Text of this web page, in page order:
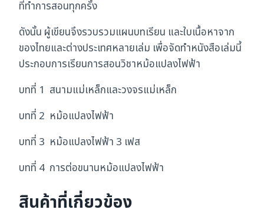
ที่ทำการสอนทุกครั้ง
ดังนั้น ผู้เขียนจึงรวบรวมแผนบทเรียน และใบเนื้อหาจาก
ของไทยและต่างประเทศหลายเล่ม เพื่อจัดทำหนังสือเล่มนี้
ประกอบการเรียนการสอนวิชาหม้อแปลงไฟฟ้า
บทที่ 1 สนามแม่เหล็กและวงจรแม่เหล็ก
บทที่ 2 หม้อแปลงไฟฟ้า
บทที่ 3 หม้อแปลงไฟฟ้า 3 เฟส
บทที่ 4 การต่อขนานหม้อแปลงไฟฟ้า
สินค้าที่เกี่ยวข้อง